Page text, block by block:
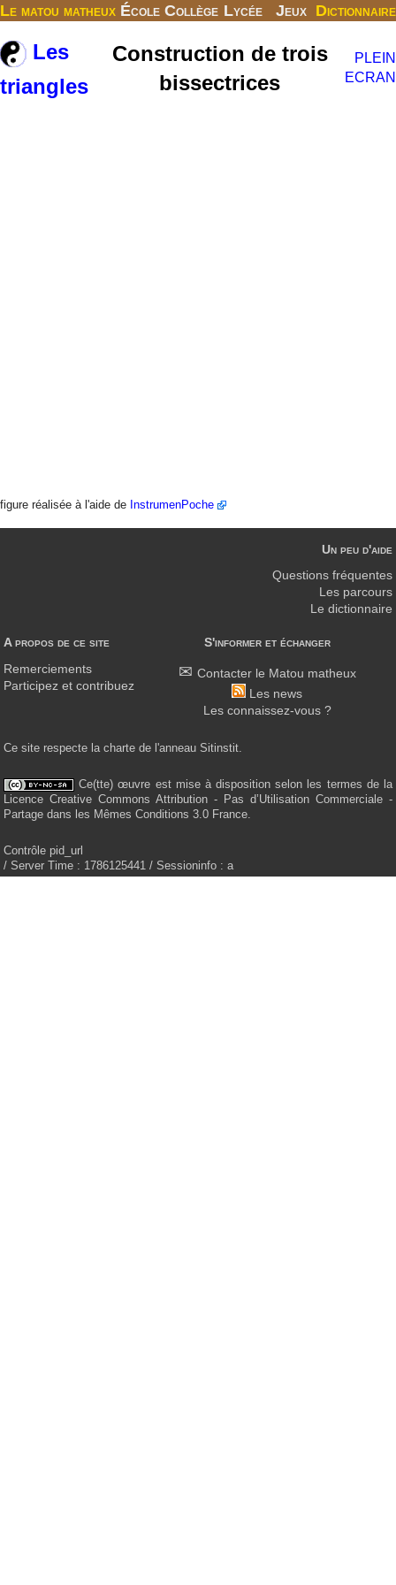
Le matou matheux École Collège Lycée Jeux Dictionnaire
Les
triangles
Construction de trois
bissectrices
PLEIN
ECRAN
figure réalisée à l'aide de InstrumenPoche
A propos de ce site
Remerciements
Participez et contribuez
S'informer et échanger
Contacter le Matou matheux
Les news
Les connaissez-vous ?
Un peu d'aide
Questions fréquentes
Les parcours
Le dictionnaire
Ce site respecte la charte de l'anneau Sitinstit.
Ce(tte) œuvre est mise à disposition selon les termes de la
Licence Creative Commons Attribution - Pas d’Utilisation Commerciale -
Partage dans les Mêmes Conditions 3.0 France.
Contrôle pid_url
/ Server Time : 1786125441 / Sessioninfo : a